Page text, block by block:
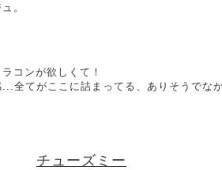
。
コンが欲しくて！
全てがここに詰まってる、ありそうでな
チューズミー